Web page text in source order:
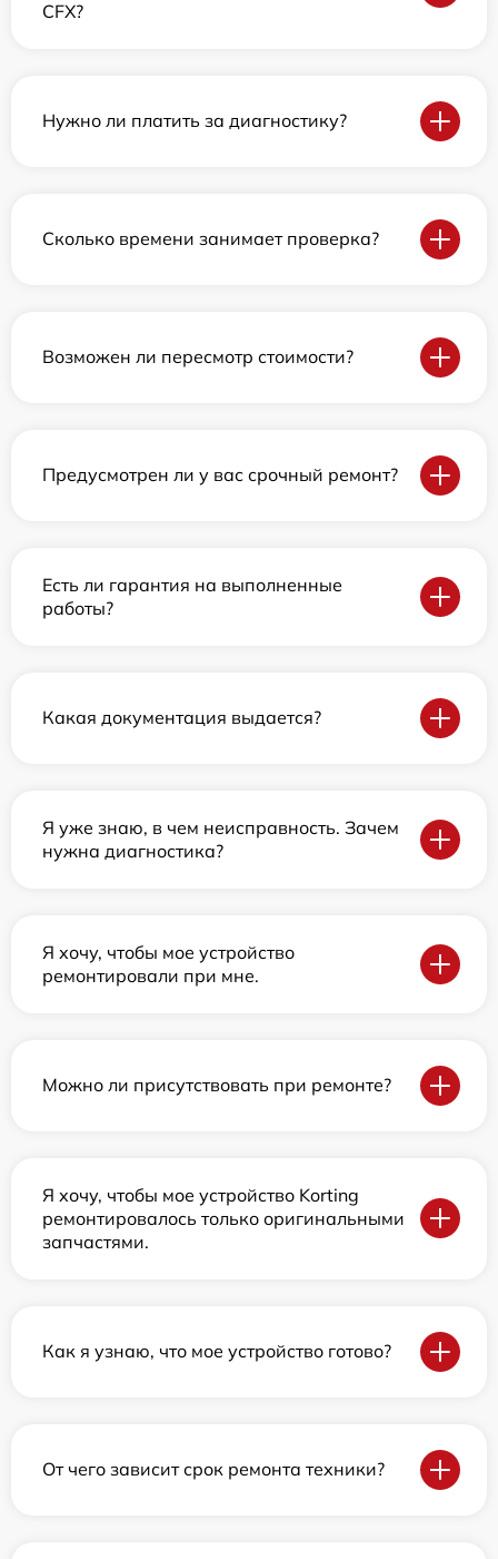
CFX?
Нужно ли платить за диагностику?
Сколько времени занимает проверка?
Возможен ли пересмотр стоимости?
Предусмотрен ли у вас срочный ремонт?
Есть ли гарантия на выполненные
работы?
Какая документация выдается?
Я уже знаю, в чем неисправность. Зачем
нужна диагностика?
Я хочу, чтобы мое устройство
ремонтировали при мне.
Можно ли присутствовать при ремонте?
Я хочу, чтобы мое устройство Korting
ремонтировалось только оригинальными
запчастями.
Как я узнаю, что мое устройство готово?
От чего зависит срок ремонта техники?